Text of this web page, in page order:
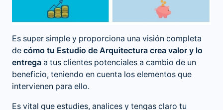
Es super simple y proporciona una visión completa
de cómo tu Estudio de Arquitectura crea valor y lo
entrega a tus clientes potenciales a cambio de un
beneficio, teniendo en cuenta los elementos que
intervienen para ello.
Es vital que estudies, analices y tengas claro tu